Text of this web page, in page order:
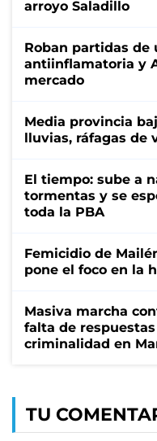
arroyo Saladillo
Roban partidas de
antiinflamatoria y
mercado
Media provincia
lluvias, ráfagas de
El tiempo: sube a
tormentas y se
toda la PBA
Femicidio de
pone el foco en la
Masiva marcha
falta de
criminalidad en
TU